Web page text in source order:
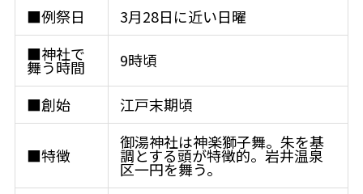
■例祭日
3月28日に近い日曜
■神社で
舞う時間 9時頃
■創始 江戸末期頃
■特徴
御湯神社は神楽獅子舞。朱を基
調とする頭が特徴的。岩井温泉
区一円を舞う。